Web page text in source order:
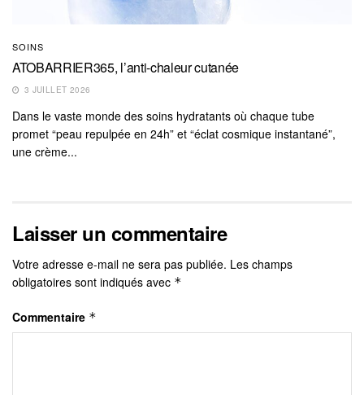
SOINS
ATOBARRIER365, l’anti-chaleur cutanée
3 JUILLET 2026
Dans le vaste monde des soins hydratants où chaque tube
promet “peau repulpée en 24h” et “éclat cosmique instantané”,
une crème...
Laisser un commentaire
Votre adresse e-mail ne sera pas publiée. Les champs
obligatoires sont indiqués avec *
Commentaire *